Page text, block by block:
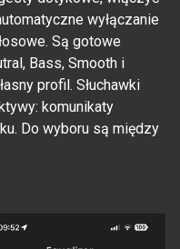
wyłączanie
Są gotowe
Bass, Smooth i
profil. Słuchawki
komunikaty
Do wyboru są między